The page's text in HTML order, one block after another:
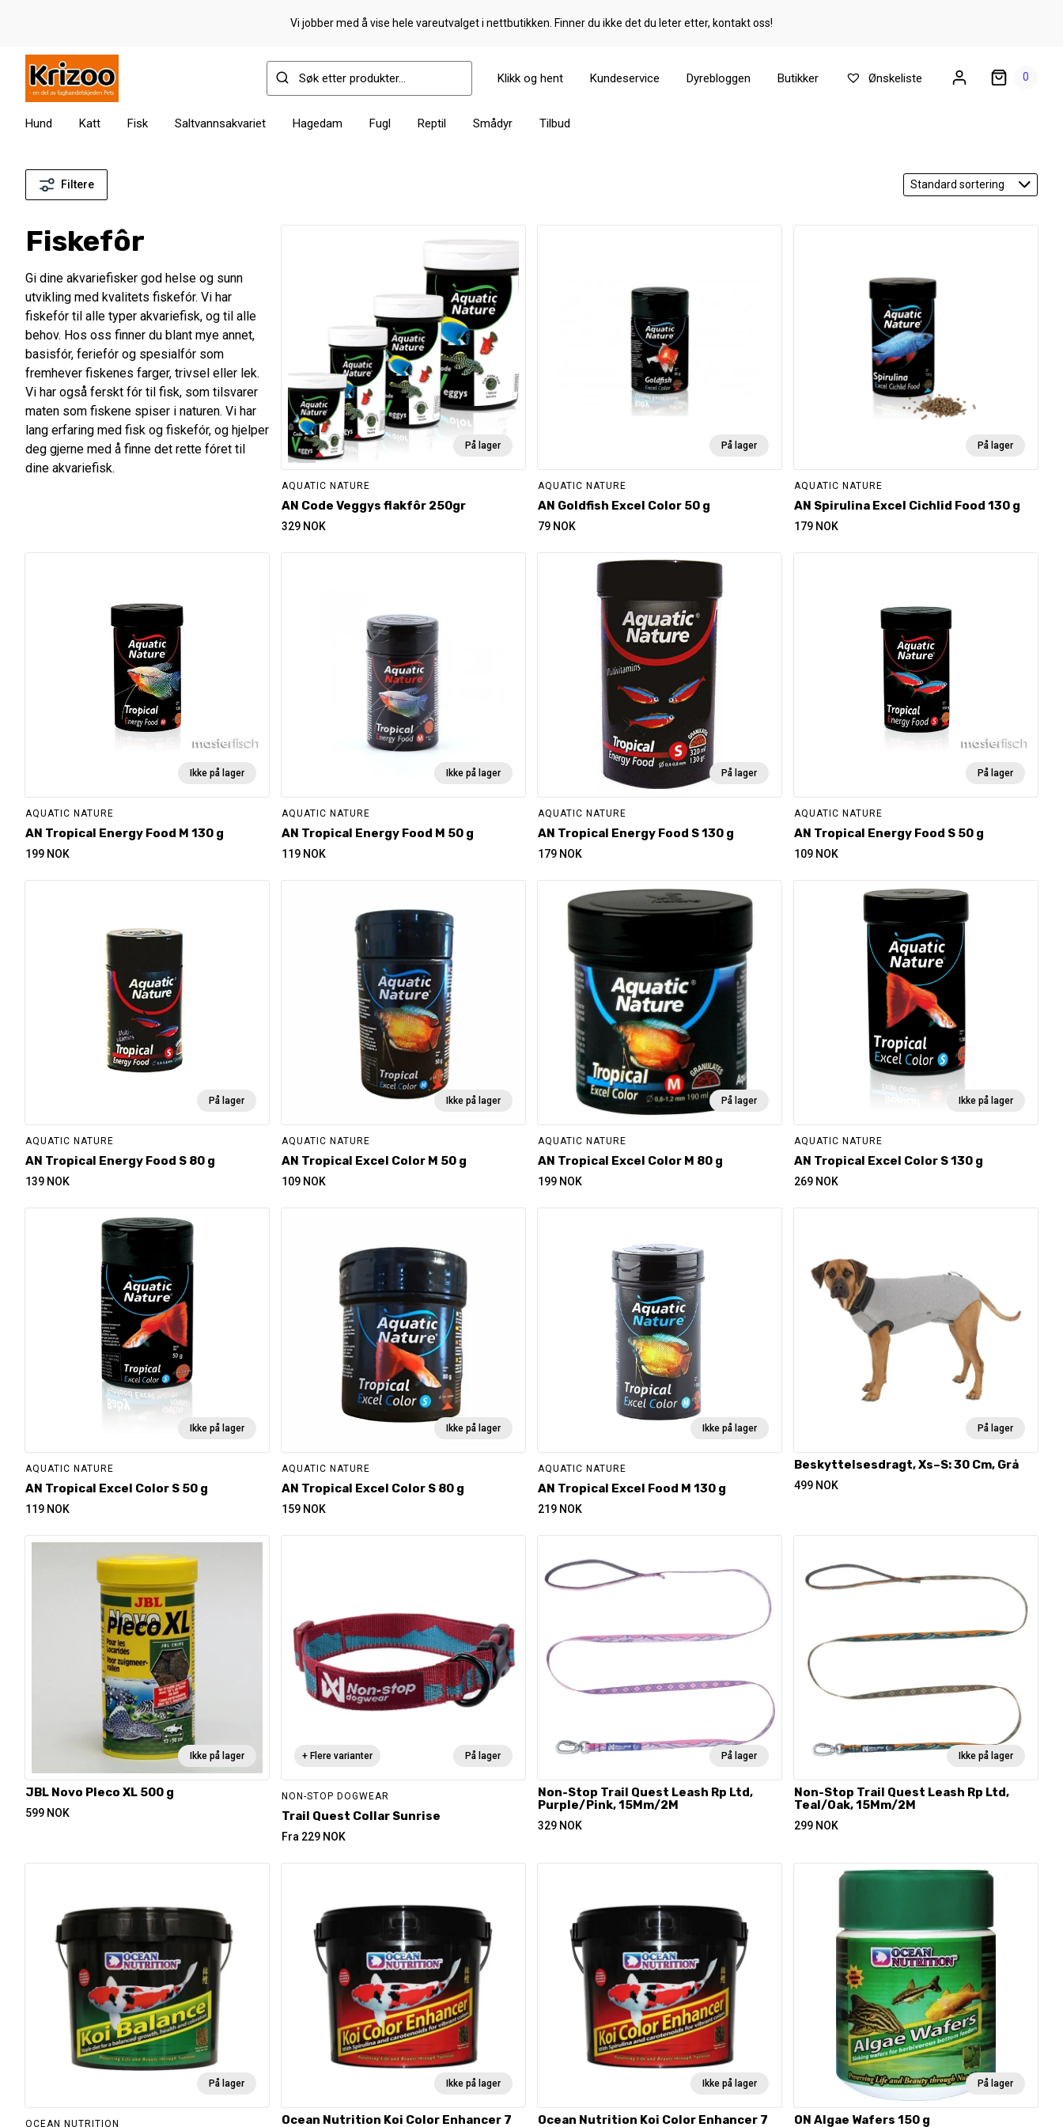
Vi jobber med å vise hele vareutvalget i nettbutikken. Finner du ikke det du leter etter, kontakt oss!
0
Klikk og hent Kundeservice Dyrebloggen Butikker Ønskeliste
Hund Katt Fisk Saltvannsakvariet Hagedam Fugl Reptil Smådyr Tilbud
Filtere
Fiskefôr
Gi dine akvariefisker god helse og sunn
utvikling med kvalitets fiskefór. Vi har
fiskefór til alle typer akvariefisk, og til alle
behov. Hos oss finner du blant mye annet,
basisfór, feriefór og spesialfór som
fremhever fiskenes farger, trivsel eller lek.
Vi har også ferskt fór til fisk, som tilsvarer
maten som fiskene spiser i naturen. Vi har
lang erfaring med fisk og fiskefór, og hjelper
deg gjerne med å finne det rette fóret til
dine akvariefisk.
På lager
AQUATIC NATURE
AN Code Veggys flakfôr 250gr
329 NOK
På lager
AQUATIC NATURE
AN Goldfish Excel Color 50 g
79 NOK
På lager
AQUATIC NATURE
AN Spirulina Excel Cichlid Food 130 g
179 NOK
Ikke på lager
AQUATIC NATURE
AN Tropical Energy Food M 130 g
199 NOK
Ikke på lager
AQUATIC NATURE
AN Tropical Energy Food M 50 g
119 NOK
På lager
AQUATIC NATURE
AN Tropical Energy Food S 130 g
179 NOK
På lager
AQUATIC NATURE
AN Tropical Energy Food S 50 g
109 NOK
På lager
AQUATIC NATURE
AN Tropical Energy Food S 80 g
139 NOK
Ikke på lager
AQUATIC NATURE
AN Tropical Excel Color M 50 g
109 NOK
På lager
AQUATIC NATURE
AN Tropical Excel Color M 80 g
199 NOK
Ikke på lager
AQUATIC NATURE
AN Tropical Excel Color S 130 g
269 NOK
Ikke på lager
AQUATIC NATURE
AN Tropical Excel Color S 50 g
119 NOK
Ikke på lager
AQUATIC NATURE
AN Tropical Excel Color S 80 g
159 NOK
Ikke på lager
AQUATIC NATURE
AN Tropical Excel Food M 130 g
219 NOK
På lager
Beskyttelsesdragt, Xs–S: 30 Cm, Grå
499 NOK
Ikke på lager
JBL Novo Pleco XL 500 g
599 NOK
På lager
+ Flere varianter
NON-STOP DOGWEAR
Trail Quest Collar Sunrise
Fra 229 NOK
På lager
Non-Stop Trail Quest Leash Rp Ltd,
Purple/Pink, 15Mm/2M
329 NOK
Ikke på lager
Non-Stop Trail Quest Leash Rp Ltd,
Teal/Oak, 15Mm/2M
299 NOK
På lager
OCEAN NUTRITION
Ikke på lager
Ocean Nutrition Koi Color Enhancer 7
Ikke på lager
Ocean Nutrition Koi Color Enhancer 7
På lager
ON Algae Wafers 150 g